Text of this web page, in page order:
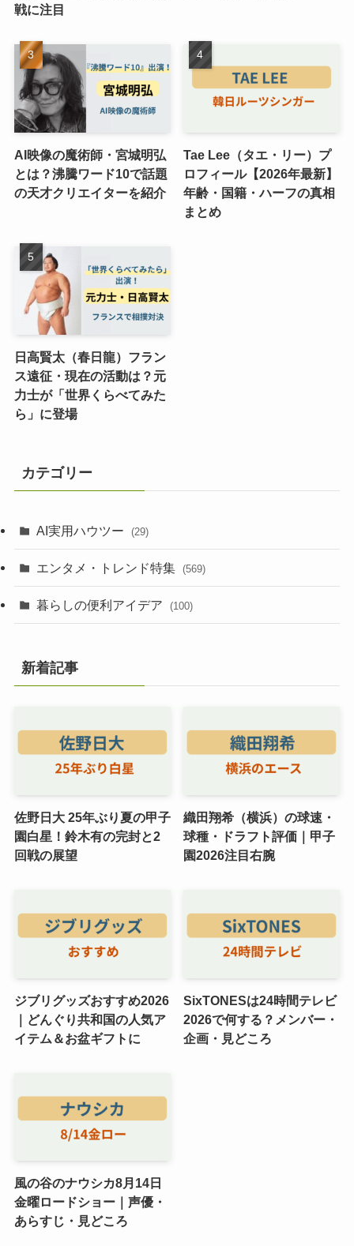
戦に注目
AI映像の魔術師・宮城明弘
とは？沸騰ワード10で話題
の天才クリエイターを紹介
Tae Lee（タエ・リー）プ
ロフィール【2026年最新】
年齢・国籍・ハーフの真相
まとめ
日高賢太（春日龍）フラン
ス遠征・現在の活動は？元
力士が「世界くらべてみた
ら」に登場
カテゴリー
AI実用ハウツー (29)
エンタメ・トレンド特集 (569)
暮らしの便利アイデア (100)
新着記事
佐野日大 25年ぶり夏の甲子
園白星！鈴木有の完封と2
回戦の展望
織田翔希（横浜）の球速・
球種・ドラフト評価｜甲子
園2026注目右腕
ジブリグッズおすすめ2026
｜どんぐり共和国の人気ア
イテム＆お盆ギフトに
SixTONESは24時間テレビ
2026で何する？メンバー・
企画・見どころ
風の谷のナウシカ8月14日
金曜ロードショー｜声優・
あらすじ・見どころ